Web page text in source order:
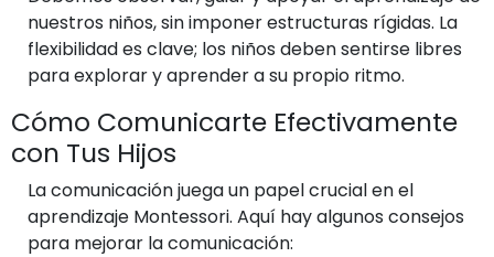
nuestros niños, sin imponer estructuras rígidas. La
flexibilidad es clave; los niños deben sentirse libres
para explorar y aprender a su propio ritmo.
Cómo Comunicarte Efectivamente
con Tus Hijos
La comunicación juega un papel crucial en el
aprendizaje Montessori. Aquí hay algunos consejos
para mejorar la comunicación: